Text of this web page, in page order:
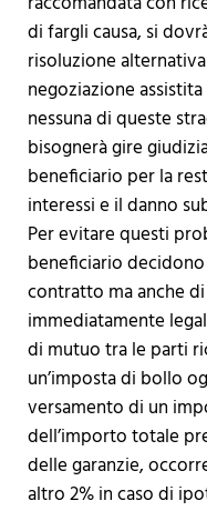
di fargli causa, si
risoluzione
negoziazione
nessuna di queste
bisognerà gire
beneficiario per la
interessi e il danno
Per evitare questi
beneficiario
contratto ma anche
immediatamente
di mutuo tra le parti
un’imposta di bollo
versamento di un
dell’importo totale
delle garanzie,
altro 2% in caso di